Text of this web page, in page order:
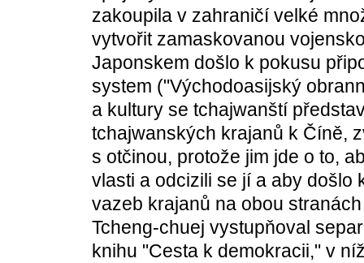
zakoupila v zahraničí velké
vytvořit zamaskovanou
Japonskem došlo k pokusu
system ("Východoasijský
a kultury se tchajwanští
tchajwanských krajanů k Číně,
s otčinou, protože jim jde o to,
vlasti a odcizili se jí a aby došlo
vazeb krajanů na obou
Tcheng-chuej vystupňoval
knihu "Cesta k demokracii," v